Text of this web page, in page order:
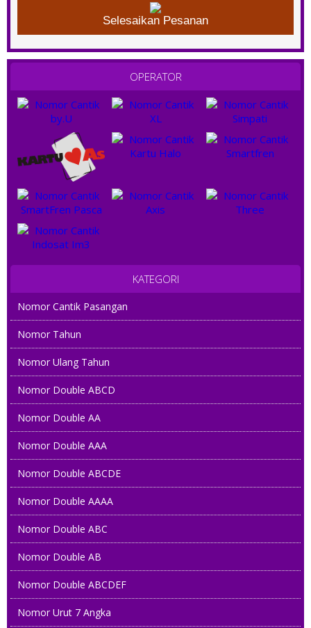
OPERATOR
KATEGORI
Nomor Cantik Pasangan
Nomor Tahun
Nomor Ulang Tahun
Nomor Double ABCD
Nomor Double AA
Nomor Double AAA
Nomor Double ABCDE
Nomor Double AAAA
Nomor Double ABC
Nomor Double AB
Nomor Double ABCDEF
Nomor Urut 7 Angka
Selesaikan Pesanan